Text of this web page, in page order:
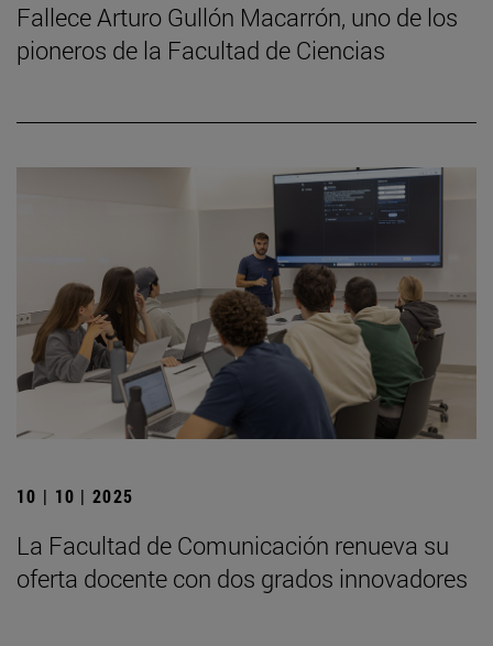
Fallece Arturo Gullón Macarrón, uno de los
pioneros de la Facultad de Ciencias
10 | 10 | 2025
La Facultad de Comunicación renueva su
oferta docente con dos grados innovadores